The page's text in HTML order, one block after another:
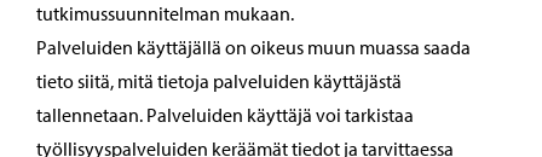
tutkimussuunnitelman mukaan.
Palveluiden käyttäjällä on oikeus muun muassa saada
tieto siitä, mitä tietoja palveluiden käyttäjästä
tallennetaan. Palveluiden käyttäjä voi tarkistaa
työllisyyspalveluiden keräämät tiedot ja tarvittaessa